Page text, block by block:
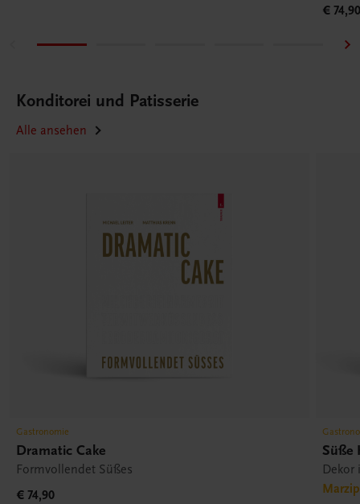
€
Konditorei und Patisserie
Alle ansehen
Gastronomie
Dramatic Cake
Formvollendet Süßes
€ 74,90
Süße
Dekor